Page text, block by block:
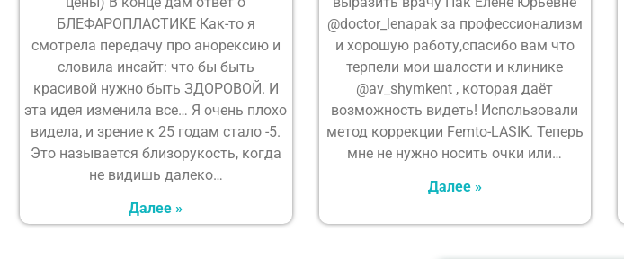
БЛЕФАРОПЛАСТИКЕ Как-то я
смотрела передачу про анорексию и
словила инсайт: что бы быть
красивой нужно быть ЗДОРОВОЙ. И
эта идея изменила все… Я очень плохо
видела, и зрение к 25 годам стало -5.
Это называется близорукость, когда
не видишь далеко…
Далее »
@doctor_lenapak за профессионализм
и хорошую работу,спасибо вам что
терпели мои шалости и клинике
@av_shymkent , которая даёт
возможность видеть! Использовали
метод коррекции Femto-LASIK. Теперь
мне не нужно носить очки или…
Далее »